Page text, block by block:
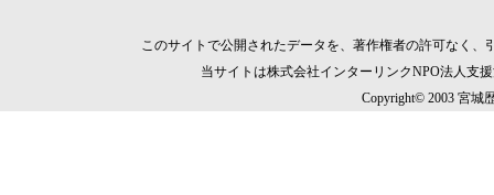
このサイトで公開されたデータを、著作権者の許可なく
当サイトは株式会社インターリンクNPO法人支
Copyright© 2003 宮城